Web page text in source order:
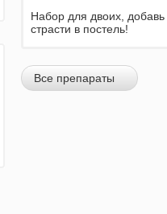
Набор для двоих, добавь
страсти в постель!
Все препараты